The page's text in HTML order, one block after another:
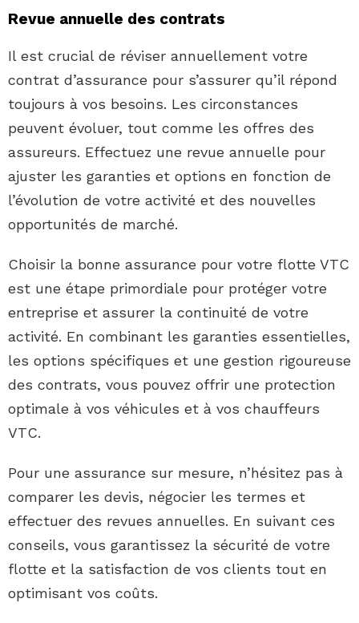
Revue annuelle des contrats
Il est crucial de réviser annuellement votre
contrat d’assurance pour s’assurer qu’il répond
toujours à vos besoins. Les circonstances
peuvent évoluer, tout comme les offres des
assureurs. Effectuez une revue annuelle pour
ajuster les garanties et options en fonction de
l’évolution de votre activité et des nouvelles
opportunités de marché.
Choisir la bonne assurance pour votre flotte VTC
est une étape primordiale pour protéger votre
entreprise et assurer la continuité de votre
activité. En combinant les garanties essentielles,
les options spécifiques et une gestion rigoureuse
des contrats, vous pouvez offrir une protection
optimale à vos véhicules et à vos chauffeurs
VTC.
Pour une assurance sur mesure, n’hésitez pas à
comparer les devis, négocier les termes et
effectuer des revues annuelles. En suivant ces
conseils, vous garantissez la sécurité de votre
flotte et la satisfaction de vos clients tout en
optimisant vos coûts.